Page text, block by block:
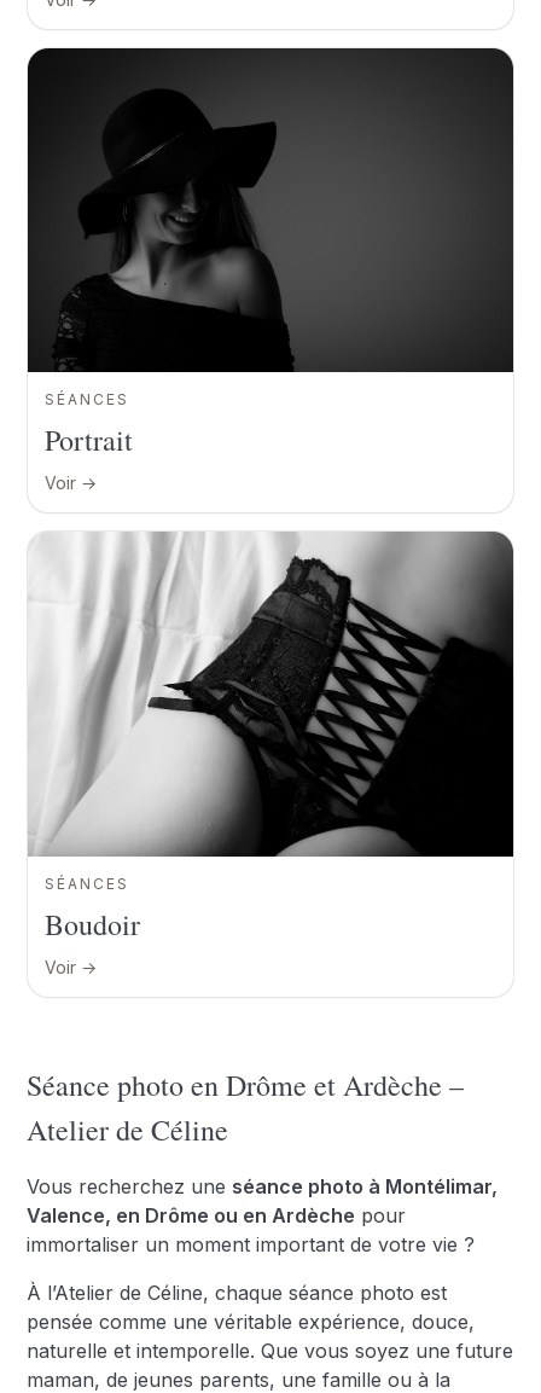
SÉANCES
Portrait
Voir →
SÉANCES
Boudoir
Voir →
Séance photo en Drôme et Ardèche –
Atelier de Céline
Vous recherchez une séance photo à Montélimar,
Valence, en Drôme ou en Ardèche pour
immortaliser un moment important de votre vie ?
À l’Atelier de Céline, chaque séance photo est
pensée comme une véritable expérience, douce,
naturelle et intemporelle. Que vous soyez une future
maman, de jeunes parents, une famille ou à la